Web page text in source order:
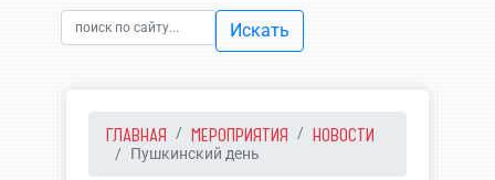
Искать
ГЛАВНАЯ МЕРОПРИЯТИЯ НОВОСТИ
Пушкинский день